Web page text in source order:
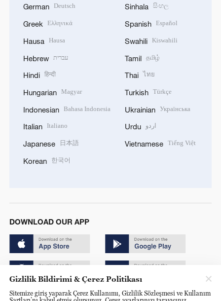
German Deutsch
Greek Ελληνικά
Hausa Hausa
Hebrew עברית
Hindi हिन्दी
Hungarian Magyar
Indonesian Bahasa Indonesia
Italian Italiano
Japanese 日本語
Korean 한국어
Sinhala සිංහල
Spanish Español
Swahili Kiswahili
Tamil தமிழ்
Thai ไทย
Turkish Türkçe
Ukrainian Українська
Urdu اردو
Vietnamese Tiếng Việt
DOWNLOAD OUR APP
Copyright © 2024 CGTN.
Gizlilik Bildirimi & Çerez Politikası
Sitemize giriş yaparak Çerez Kullanımı, Gizlilik Sözleşmesi ve Kullanım